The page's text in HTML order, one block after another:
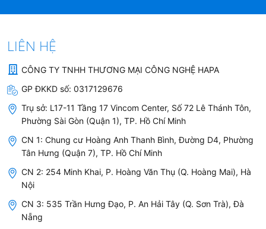
Điện áp
Kích thước bề
750 x 450 mm
Kích thước
khoét đá lắp đặt
680 x 380 mm
Mặt kính
Schott Ceran (Đức) - vát 4 cạnh bo
góc
Bảng mạch &
mâm từ
Half-Bridge Inverter EGO G5 -
nhập khẩu từ Đức
Công nghệ
LIÊN HỆ
CÔNG TY TNHH THƯƠNG MẠI CÔNG NGHỆ HAPA
GP ĐKKD số: 0317129676
Trụ sở: L17-11 Tầng 17 Vincom Center, Số 72 Lê Thánh Tôn,
Phường Sài Gòn (Quận 1), TP. Hồ Chí Minh
CN 1: Chung cư Hoàng Anh Thanh Bình, Đường D4, Phường
Tân Hưng (Quận 7), TP. Hồ Chí Minh
CN 2: 254 Minh Khai, P. Hoàng Văn Thụ (Q. Hoàng Mai), Hà
Nội
CN 3: 535 Trần Hưng Đạo, P. An Hải Tây (Q. Sơn Trà), Đà
Nẵng